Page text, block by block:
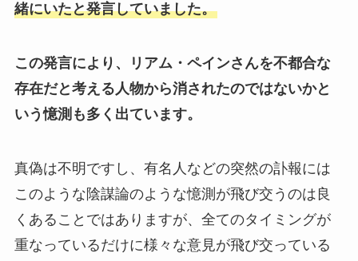
緒にいたと発言していました。
この発言により、リアム・ペインさんを不都合な
存在だと考える人物から消されたのではないかと
いう憶測も多く出ています。
真偽は不明ですし、有名人などの突然の訃報には
このような陰謀論のような憶測が飛び交うのは良
くあることではありますが、全てのタイミングが
重なっているだけに様々な意見が飛び交っている